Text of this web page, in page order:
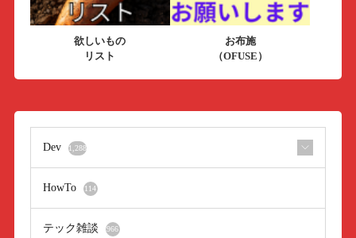
欲しいもの
リスト
お布施
（OFUSE）
Dev 1,288
HowTo 114
テック雑談 966